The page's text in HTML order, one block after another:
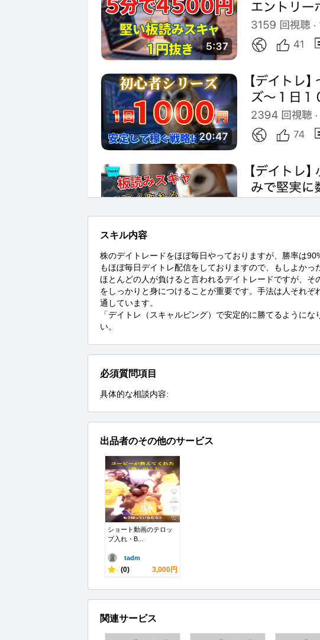
スキル内容
株のデイトレードをほぼ毎日やっておりますが、勝率は
もほぼ毎日デイトレ配信をしておりますので、もしよかっ
ほとんどの人が負けると言われるデイトレードですが、
をしっかりと身につけることが重要です。手法は人それ
通しています。
「デイトレ（スキャルピング）で安定的に勝てるように
い。
必須質問項目
具体的な相談内容:
出品者のその他のサービス
ショート動画のテロッ
プ入れ・B...
tadm
- (0) 3,000円
関連サービス